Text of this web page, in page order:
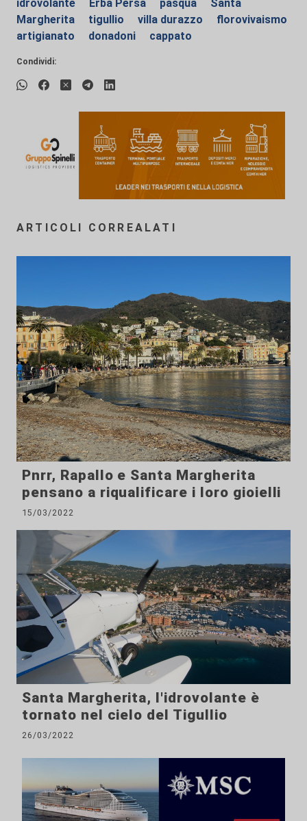
idrovolante Erba Persa pasqua
Santa
Margherita
tigullio villa durazzo
florovivaismo
artigianato
donadoni cappato
Condividi:
ARTICOLI CORREALATI
Pnrr, Rapallo e Santa Margherita
pensano a riqualificare i loro gioielli
15/03/2022
Santa Margherita, l'idrovolante è
tornato nel cielo del Tigullio
26/03/2022